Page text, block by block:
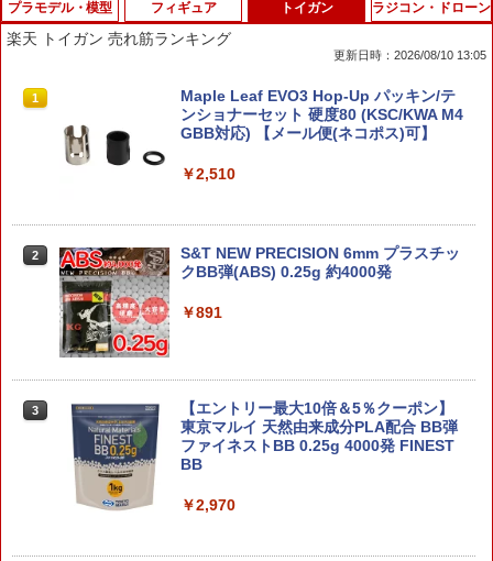
プラモデル・模型
1
O BANDAI SPIRITS(バンダイ スピリッ
ツ) HG 1/144 ガンダムレオパルド『機動
新世紀ガンダムX』プラモデル フィギュ
ント 誕生日 ブラックフライデー クリス
￥2,420
1/24 頭文字Dシリーズ No.3 EX-1 シルエ
￥2,770
ル ミニカー フジミ模型 4968728047256
フィギュア
1
SESAME STREET MARKET ぬいぐるみ
L エルモ セサミストリートマーケット
インテリア・生活雑貨 おもちゃ・ゲー
Animester 悪魔メイド、奉仕の時間 獄
3】 (フィギュア)
【中古】 バンダイスピリッツ S.H.Figua
rts(真骨彫製法) 仮面ライダーBLACK RX
【A´】 未開封品/箱少し傷みあり
￥11,000
トイガン
楽天 トイガン 売れ筋ランキング
更新日時：2026/08/10 13:05
1
Maple Leaf EVO3 Hop-Up パッキン/テ
ンショナーセット 硬度80 (KSC/KWA M4
GBB対応) 【メール便(ネコポス)可】
￥2,510
2
S&T NEW PRECISION 6mm プラスチッ
クBB弾(ABS) 0.25g 約4000発
￥891
3
【エントリー最大10倍＆5％クーポン】
東京マルイ 天然由来成分PLA配合 BB弾
ファイネストBB 0.25g 4000発 FINEST
BB
￥2,970
ラジコン・ドローン